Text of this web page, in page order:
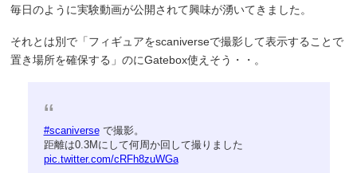
毎日のように実験動画が公開されて興味が湧いてきました。
それとは別で「フィギュアをscaniverseで撮影して表示することで
置き場所を確保する」のにGatebox使えそう・・。
#scaniverseで撮影。
距離は0.3Mにして何周か回して撮りました
pic.twitter.com/cRFh8zuWGa